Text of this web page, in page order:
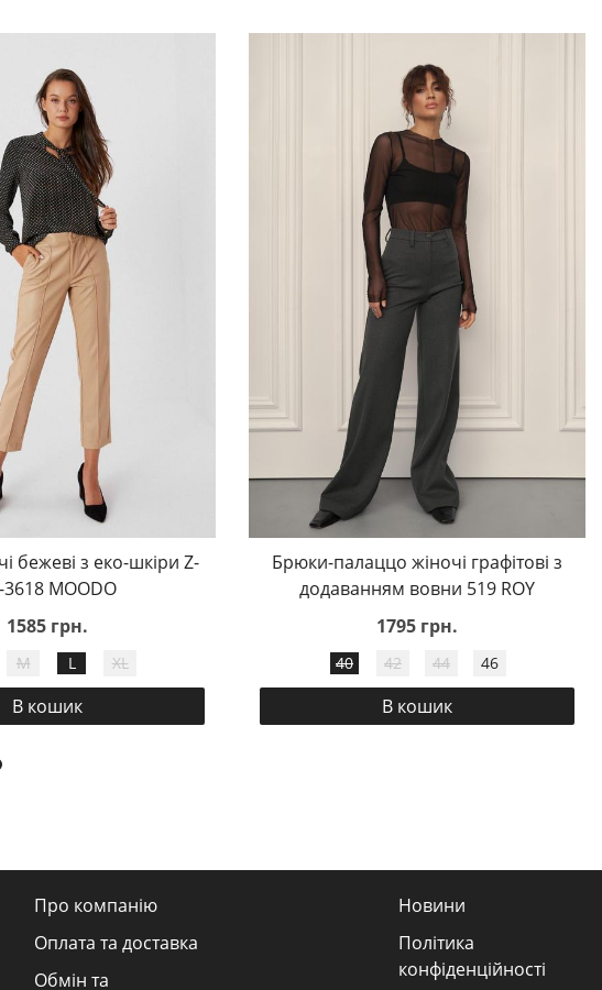
бежеві з еко-шкіри Z-
3618 MOODO
1585 грн.
M L XL
В кошик
Брюки-палаццо жіночі графітові з
додаванням вовни 519 ROY
1795 грн.
40 42 44 46
В кошик
Про компанію
Оплата та доставка
Обмін та
Новини
Політика
конфіденційності